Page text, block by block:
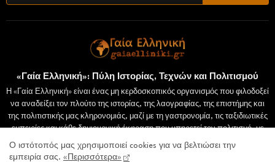
«Γαία Ελληνική»: Πύλη Ιστορίας, Τεχνών και Πολιτισμού
Η «Γαία Ελληνική» είναι ένας μη κερδοσκοπικός οργανισμός που φιλοδοξεί
να αναδείξει τον πλούτο της ιστορίας, της λαογραφίας, της επιστήμης και
της πολιτιστικής μας κληρονομιάς, μαζί με τη γαστρονομία, τις ταξιδιωτικές
εμπειρίες και κάθε δημιουργική έκφραση που υπηρετεί τον πολιτισμό, με
σεβασμό στην τεκμηρίωση και τα ακαδημαϊκά πρότυπα. Σας προσκαλούμε
να υποβάλετε τα άρθρα σας προς δημοσίευση στον ιστότοπό μας, στο
Ο ιστότοπός μας χρησιμοποιεί cookies για να βελτιώσει την
εμπειρία σας. «Περισσότερα»